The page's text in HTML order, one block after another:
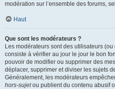
modération sur l’ensemble des forums,
Haut
Que sont les modérateurs ?
Les modérateurs sont des utilisateurs
consiste à vérifier au jour le jour le bon
pouvoir de modifier ou supprimer des
déplacer, supprimer et diviser les sujets
Généralement, les modérateurs
hors-sujetou publient du contenu abusif